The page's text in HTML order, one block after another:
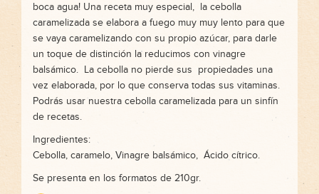
boca agua! Una receta muy especial, la cebolla
caramelizada se elabora a fuego muy muy lento para que
se vaya caramelizando con su propio azúcar, para darle
un toque de distinción la reducimos con vinagre
balsámico. La cebolla no pierde sus propiedades una
vez elaborada, por lo que conserva todas sus vitaminas.
Podrás usar nuestra cebolla caramelizada para un sinfín
de recetas.
Ingredientes:
Cebolla, caramelo, Vinagre balsámico, Ácido cítrico.
Se presenta en los formatos de 210gr.